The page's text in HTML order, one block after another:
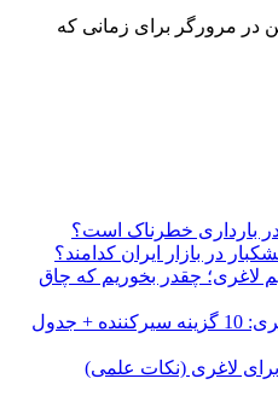
در مرورگر برای زمانی که
بارداری خطرناک است؟
در بازار ایران کدامند؟
لاغری؛ چقدر بخوریم که چاق
بهترین میان وعده برای لاغری: 10 گزینه سیرکننده + جدول
لاغری (نکات علمی)